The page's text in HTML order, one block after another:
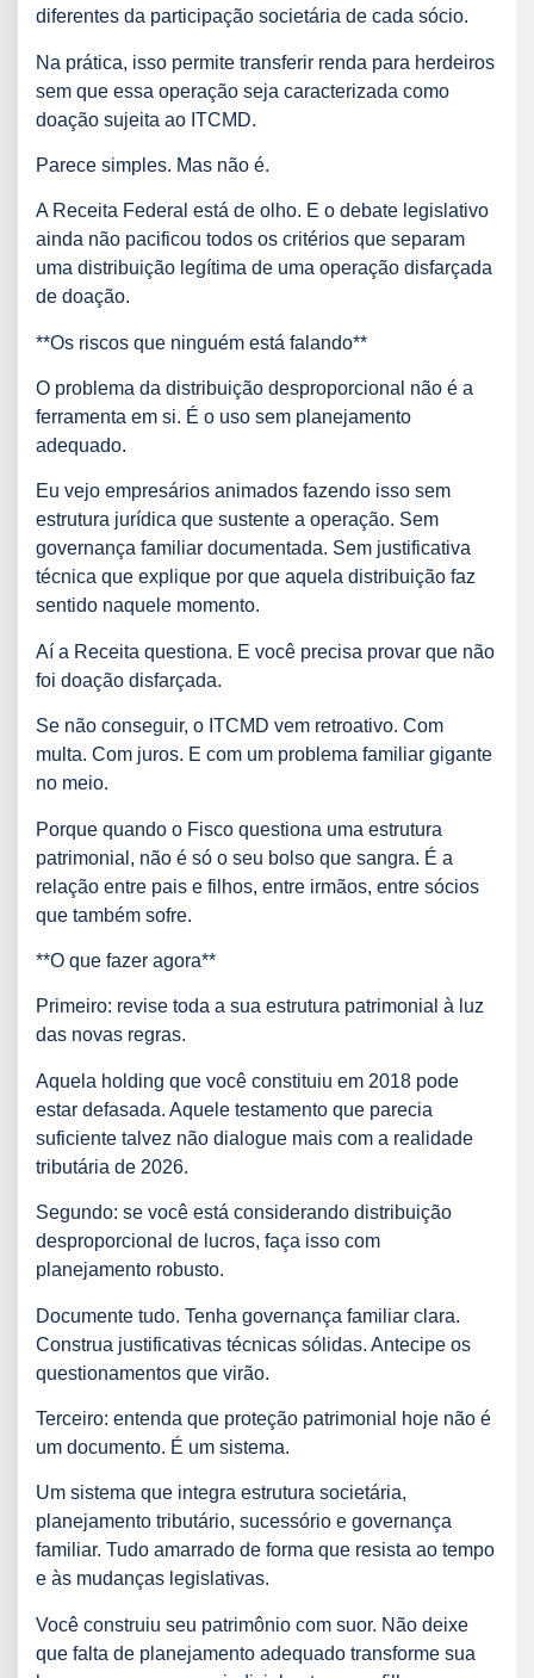
diferentes da participação societária de cada sócio.
Na prática, isso permite transferir renda para herdeiros
sem que essa operação seja caracterizada como
doação sujeita ao ITCMD.
Parece simples. Mas não é.
A Receita Federal está de olho. E o debate legislativo
ainda não pacificou todos os critérios que separam
uma distribuição legítima de uma operação disfarçada
de doação.
**Os riscos que ninguém está falando**
O problema da distribuição desproporcional não é a
ferramenta em si. É o uso sem planejamento
adequado.
Eu vejo empresários animados fazendo isso sem
estrutura jurídica que sustente a operação. Sem
governança familiar documentada. Sem justificativa
técnica que explique por que aquela distribuição faz
sentido naquele momento.
Aí a Receita questiona. E você precisa provar que não
foi doação disfarçada.
Se não conseguir, o ITCMD vem retroativo. Com
multa. Com juros. E com um problema familiar gigante
no meio.
Porque quando o Fisco questiona uma estrutura
patrimonial, não é só o seu bolso que sangra. É a
relação entre pais e filhos, entre irmãos, entre sócios
que também sofre.
**O que fazer agora**
Primeiro: revise toda a sua estrutura patrimonial à luz
das novas regras.
Aquela holding que você constituiu em 2018 pode
estar defasada. Aquele testamento que parecia
suficiente talvez não dialogue mais com a realidade
tributária de 2026.
Segundo: se você está considerando distribuição
desproporcional de lucros, faça isso com
planejamento robusto.
Documente tudo. Tenha governança familiar clara.
Construa justificativas técnicas sólidas. Antecipe os
questionamentos que virão.
Terceiro: entenda que proteção patrimonial hoje não é
um documento. É um sistema.
Um sistema que integra estrutura societária,
planejamento tributário, sucessório e governança
familiar. Tudo amarrado de forma que resista ao tempo
e às mudanças legislativas.
Você construiu seu patrimônio com suor. Não deixe
que falta de planejamento adequado transforme sua